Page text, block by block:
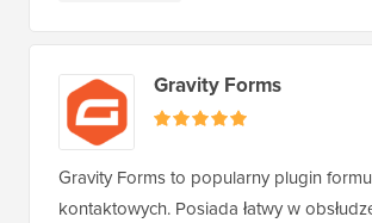
Gravity Forms
Gravity Forms to popularny plugin
kontaktowych. Posiada łatwy w